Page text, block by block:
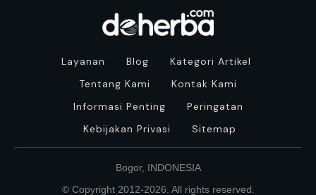
Layanan Blog
Kategori Artikel
Tentang Kami
Kontak Kami
Informasi Penting
Peringatan
Kebijakan Privasi
Sitemap
Bogor, INDONESIA
© Copyright 2012-2026 . All rights reserved.